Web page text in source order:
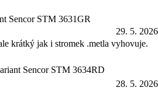
Sencor STM 3631GR
29. 5. 2026
krátký jak i stromek .metla vyhovuje.​​
Sencor STM 3634RD
28. 5. 2026